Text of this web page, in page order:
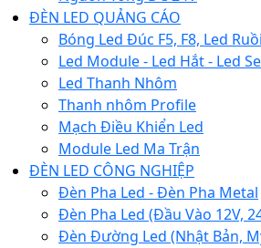
ĐÈN LED QUẢNG CÁO
Bóng Led Đúc F5, F8, Led Ruồi
Led Module - Led Hắt - Led
Led Thanh Nhôm
Thanh nhôm Profile
Mạch Điều Khiển Led
Module Led Ma Trận
ĐÈN LED CÔNG NGHIỆP
Đèn Pha Led - Đèn Pha Metal
Đèn Pha Led (Đầu Vào 12V,
Đèn Đường Led (Nhật Bản,